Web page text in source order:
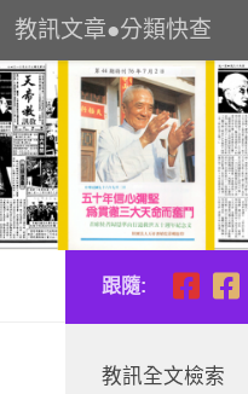
教訊文章●分類快查
跟隨:
教訊全文檢索